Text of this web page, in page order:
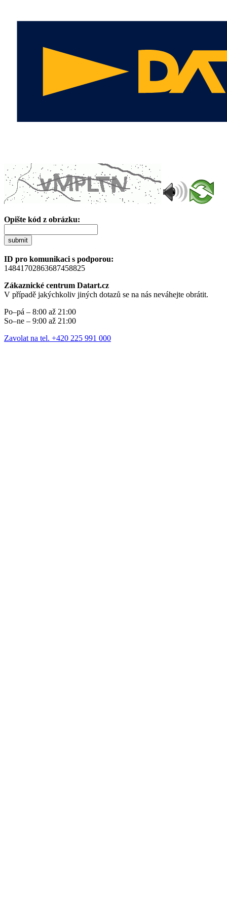
Opište kód z obrázku:
submit
ID pro komunikaci s podporou:
14841702863687458825
Zákaznické centrum Datart.cz
V případě jakýchkoliv jiných dotazů se na nás neváhejte obrátit.
Po–pá – 8:00 až 21:00
So–ne – 9:00 až 21:00
Zavolat na tel. +420 225 991 000